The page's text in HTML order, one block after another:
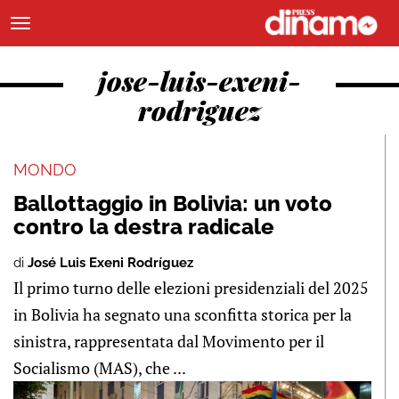
jose-luis-exeni-
rodriguez
MONDO
Ballottaggio in Bolivia: un voto
contro la destra radicale
di José Luis Exeni Rodríguez
Il primo turno delle elezioni presidenziali del 2025
in Bolivia ha segnato una sconfitta storica per la
sinistra, rappresentata dal Movimento per il
Socialismo (MAS), che ...